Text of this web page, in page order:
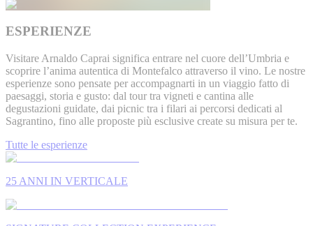
ESPERIENZE
Visitare Arnaldo Caprai significa entrare nel cuore dell’Umbria e
scoprire l’anima autentica di Montefalco attraverso il vino. Le nostre
esperienze sono pensate per accompagnarti in un viaggio fatto di
paesaggi, storia e gusto: dal tour tra vigneti e cantina alle
degustazioni guidate, dai picnic tra i filari ai percorsi dedicati al
Sagrantino, fino alle proposte più esclusive create su misura per te.
Tutte le esperienze
25 ANNI IN VERTICALE